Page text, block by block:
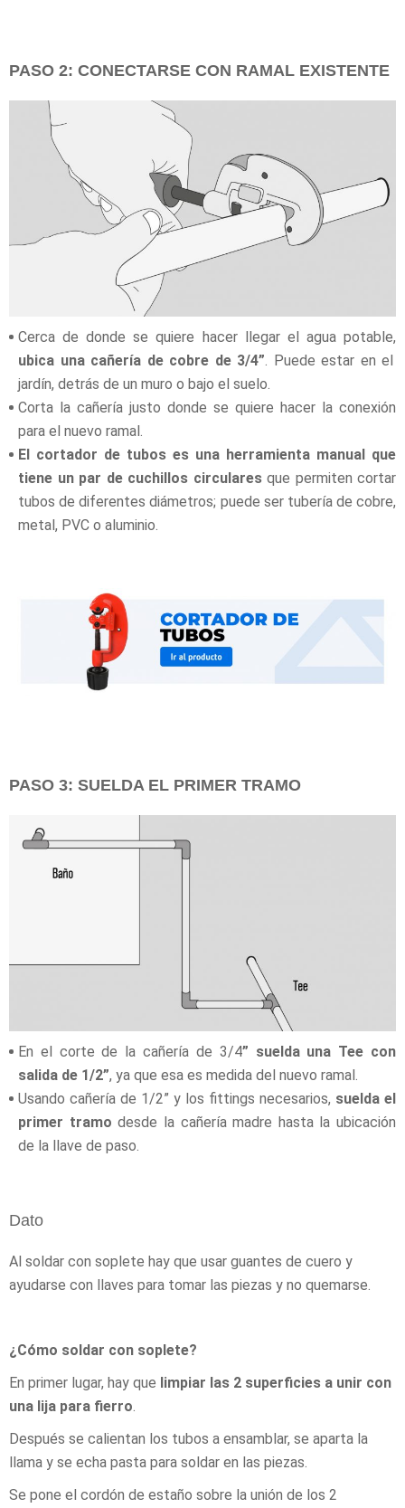
PASO 2: CONECTARSE CON RAMAL EXISTENTE
Cerca de donde se quiere hacer llegar el agua potable,
ubica una cañería de cobre de 3/4” . Puede estar en el
jardín, detrás de un muro o bajo el suelo.
Corta la cañería justo donde se quiere hacer la conexión
para el nuevo ramal.
El cortador de tubos es una herramienta manual que
tiene un par de cuchillos circularesque permiten cortar
tubos de diferentes diámetros; puede ser tubería de cobre,
metal, PVC o aluminio.
PASO 3: SUELDA EL PRIMER TRAMO
En el corte de la cañería de 3/4” suelda una Tee con
salida de 1/2”, ya que esa es medida del nuevo ramal.
Usando cañería de 1/2” y los fittings necesarios, suelda el
primer tramo desde la cañería madre hasta la ubicación
de la llave de paso.
Dato
Al soldar con soplete hay que usar guantes de cuero y
ayudarse con llaves para tomar las piezas y no quemarse.
¿Cómo soldar con soplete?
En primer lugar, hay que limpiar las 2 superficies a unir con
una lija para fierro
Después se calientan los tubos a ensamblar, se aparta la
llama y se echa pasta para soldar en las piezas.
Se pone el cordón de estaño sobre la unión de los 2